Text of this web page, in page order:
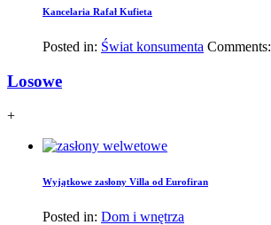
Kancelaria Rafał Kufieta
Posted in: Świat konsumenta Comments:
Losowe
+
Wyjątkowe zasłony Villa od Eurofiran
Posted in: Dom i wnętrza